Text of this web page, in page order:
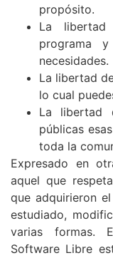
propósito.
La
programa
necesidades.
La libertad
lo cual
La libertad
públicas
toda la
Expresado en
aquel que
que adquirieron
estudiado,
varias formas.
Software Libre